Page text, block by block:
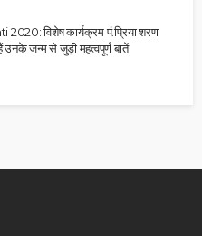
विशेष कार्यक्रम पं.प्रिया शरण
उनके जन्म से जुड़ी महत्वपूर्ण बातें